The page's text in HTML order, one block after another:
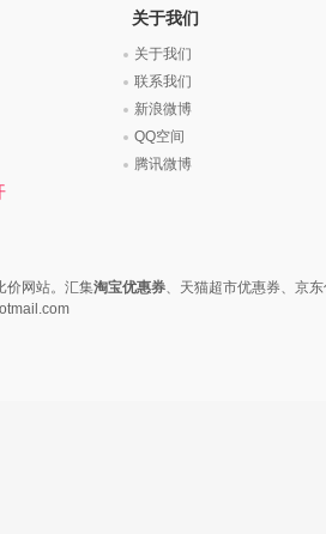
关于我们
关于我们
联系我们
新浪微博
QQ空间
腾讯微博
价网站。汇集淘宝优惠券、天猫超市优惠券、京